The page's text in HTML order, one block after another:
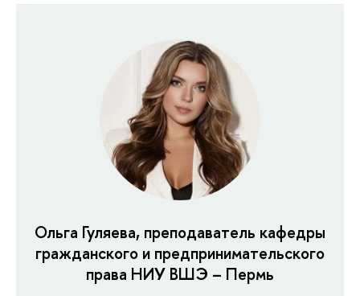
Ольга Гуляева, преподаватель кафедры
гражданского и предпринимательского
права НИУ ВШЭ – Пермь